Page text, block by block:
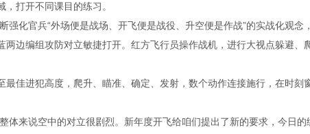
打开不同课目的练习。
官兵“外场便是战场、开飞便是战役、升空便是作战”的实战化观念
编组攻防对立敏捷打开。红方飞行员操作战机，进行大视点躲避、
进犯高度，爬升、瞄准、确定、发射，数个动作连接施行，在时刻
来说空中的对立很剧烈。新年度开飞给咱们提出了新的要求，今日的